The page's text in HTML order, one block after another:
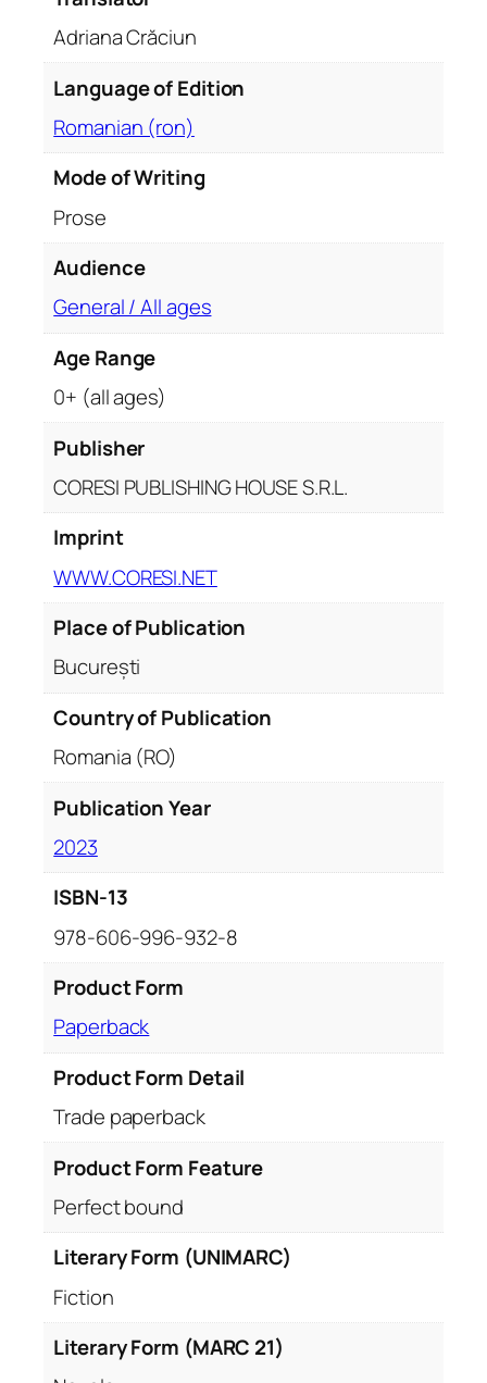
a
i
e
Adriana Crăciun
Language of Edition
Romanian (ron)
Mode of Writing
Prose
Audience
General / All ages
Age Range
0+ (all ages)
Publisher
CORESI PUBLISHING HOUSE S.R.L.
Imprint
WWW.CORESI.NET
Place of Publication
București
Country of Publication
Romania (RO)
Publication Year
2023
ISBN-13
978-606-996-932-8
Product Form
Paperback
Product Form Detail
Trade paperback
Product Form Feature
Perfect bound
Literary Form (UNIMARC)
Fiction
Literary Form (MARC 21)